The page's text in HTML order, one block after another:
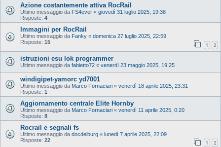
Azione costantemente attiva RocRail
Ultimo messaggio da FS4ever « giovedì 31 luglio 2025, 19:38
Risposte: 4
Immagini per RocRail
Ultimo messaggio da Fanky « domenica 27 luglio 2025, 22:59
Risposte: 15 1 2
istruzioni esu lok programmer
Ultimo messaggio da fabietto72 « venerdì 23 maggio 2025, 19:25
windigipet-yamorc yd7001
Ultimo messaggio da Marco Fornaciari « venerdì 18 aprile 2025, 23:31
Risposte: 1
Aggiornamento centrale Elite Hornby
Ultimo messaggio da Marco Fornaciari « venerdì 11 aprile 2025, 0:20
Risposte: 8
Rocrail e segnali fs
Ultimo messaggio da docdelburg « lunedì 7 aprile 2025, 22:09
Risposte: 22 1 2